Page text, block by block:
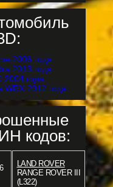
кодов:
LAND ROVER
RANGE ROVER III
(L322)